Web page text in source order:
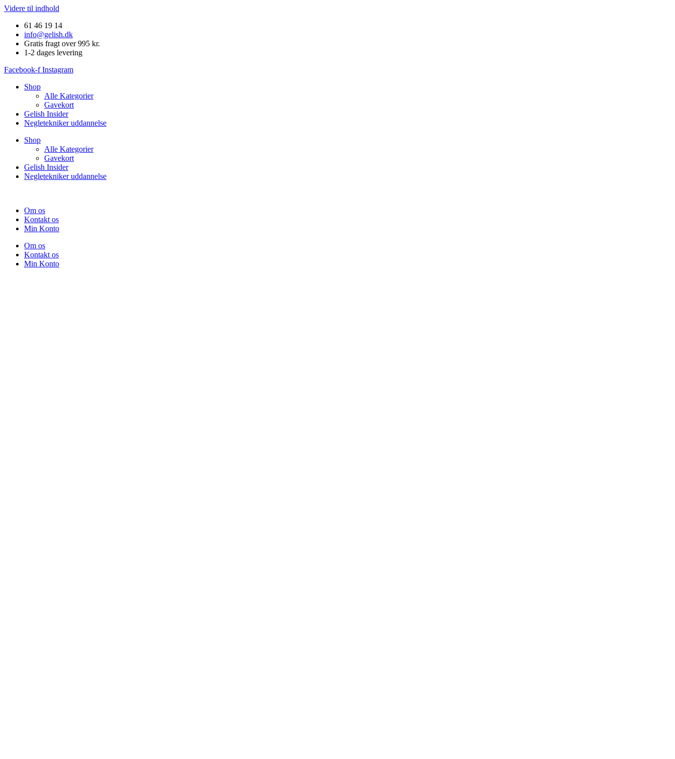
Videre til indhold
61 46 19 14
info@gelish.dk
Gratis fragt over 995 kr.
1-2 dages levering
Facebook-f Instagram
Shop
Alle Kategorier
Gavekort
Gelish Insider
Negletekniker uddannelse
Shop
Alle Kategorier
Gavekort
Gelish Insider
Negletekniker uddannelse
Om os
Kontakt os
Min Konto
Om os
Kontakt os
Min Konto